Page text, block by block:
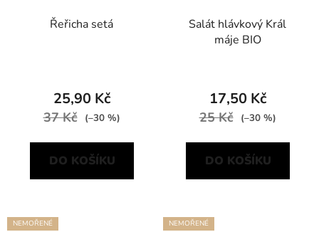
Řeřicha setá
25,90 Kč
37 Kč (–30 %)
DO KOŠÍKU
Salát hlávkový Král
máje BIO
17,50 Kč
25 Kč (–30 %)
DO KOŠÍKU
NEMOŘENÉ NEMOŘENÉ